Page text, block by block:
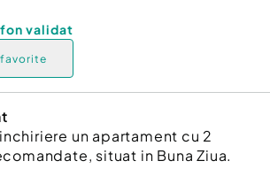
validat
favorite
un apartament cu 2
situat in Buna Ziua.